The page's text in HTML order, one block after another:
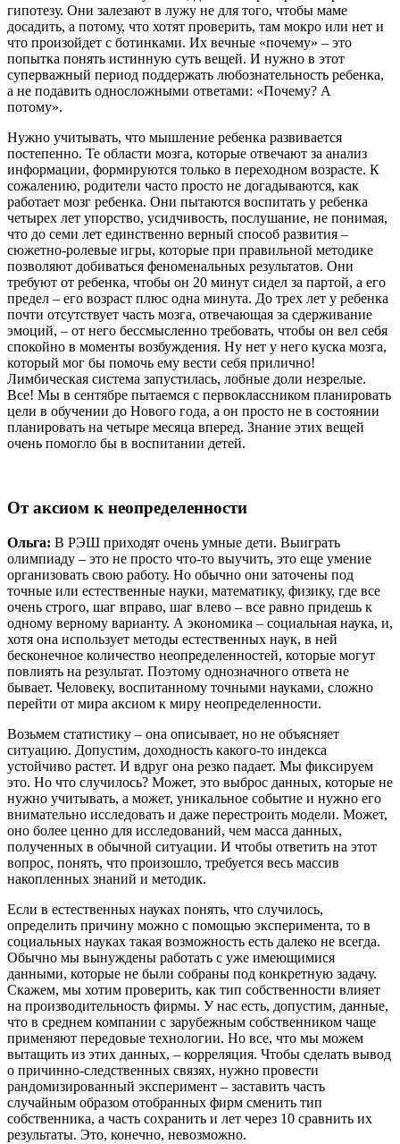
гипотезу. Они залезают в лужу не для того, чтобы маме
досадить, а потому, что хотят проверить, там мокро или нет и
что произойдет с ботинками. Их вечные «почему» – это
попытка понять истинную суть вещей. И нужно в этот
суперважный период поддержать любознательность ребенка,
а не подавить односложными ответами: «Почему? А
потому».
Нужно учитывать, что мышление ребенка развивается
постепенно. Те области мозга, которые отвечают за анализ
информации, формируются только в переходном возрасте. К
сожалению, родители часто просто не догадываются, как
работает мозг ребенка. Они пытаются воспитать у ребенка
четырех лет упорство, усидчивость, послушание, не понимая,
что до семи лет единственно верный способ развития –
сюжетно-ролевые игры, которые при правильной методике
позволяют добиваться феноменальных результатов. Они
требуют от ребенка, чтобы он 20 минут сидел за партой, а его
предел – его возраст плюс одна минута. До трех лет у ребенка
почти отсутствует часть мозга, отвечающая за сдерживание
эмоций, – от него бессмысленно требовать, чтобы он вел себя
спокойно в моменты возбуждения. Ну нет у него куска мозга,
который мог бы помочь ему вести себя прилично!
Лимбическая система запустилась, лобные доли незрелые.
Все! Мы в сентябре пытаемся с первоклассником планировать
цели в обучении до Нового года, а он просто не в состоянии
планировать на четыре месяца вперед. Знание этих вещей
очень помогло бы в воспитании детей.
От аксиом к неопределенности
Ольга: В РЭШ приходят очень умные дети. Выиграть
олимпиаду – это не просто что-то выучить, это еще умение
организовать свою работу. Но обычно они заточены под
точные или естественные науки, математику, физику, где все
очень строго, шаг вправо, шаг влево – все равно придешь к
одному верному варианту. А экономика – социальная наука, и,
хотя она использует методы естественных наук, в ней
бесконечное количество неопределенностей, которые могут
повлиять на результат. Поэтому однозначного ответа не
бывает. Человеку, воспитанному точными науками, сложно
перейти от мира аксиом к миру неопределенности.
Возьмем статистику – она описывает, но не объясняет
ситуацию. Допустим, доходность какого-то индекса
устойчиво растет. И вдруг она резко падает. Мы фиксируем
это. Но что случилось? Может, это выброс данных, которые не
нужно учитывать, а может, уникальное событие и нужно его
внимательно исследовать и даже перестроить модели. Может,
оно более ценно для исследований, чем масса данных,
полученных в обычной ситуации. И чтобы ответить на этот
вопрос, понять, что произошло, требуется весь массив
накопленных знаний и методик.
Если в естественных науках понять, что случилось,
определить причину можно с помощью эксперимента, то в
социальных науках такая возможность есть далеко не всегда.
Обычно мы вынуждены работать с уже имеющимися
данными, которые не были собраны под конкретную задачу.
Скажем, мы хотим проверить, как тип собственности влияет
на производительность фирмы. У нас есть, допустим, данные,
что в среднем компании с зарубежным собственником чаще
применяют передовые технологии. Но все, что мы можем
вытащить из этих данных, – корреляция. Чтобы сделать вывод
о причинно-следственных связях, нужно провести
рандомизированный эксперимент – заставить часть
случайным образом отобранных фирм сменить тип
собственника, а часть сохранить и лет через 10 сравнить их
результаты. Это, конечно, невозможно.